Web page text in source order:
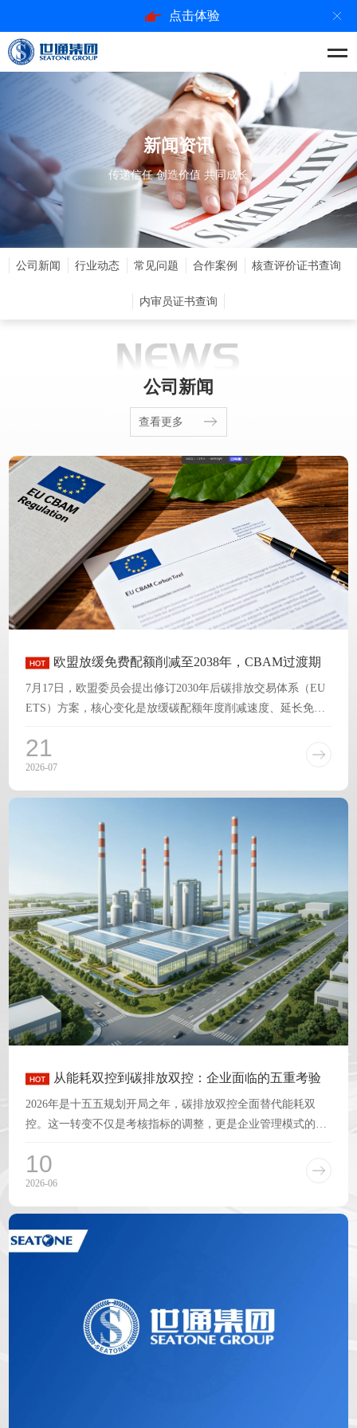
点击体验
新闻资讯
传递信任 创造价值 共同成长
公司新闻 行业动态 常见问题 合作案例 核查评价证书查询
内审员证书查询
公司新闻
查看更多
欧盟放缓免费配额削减至2038年，CBAM过渡期
7月17日，欧盟委员会提出修订2030年后碳排放交易体系（EU
ETS）方案，核心变化是放缓碳配额年度削减速度、延长免费
21
2026-07
从能耗双控到碳排放双控：企业面临的五重考验
2026年是十五五规划开局之年，碳排放双控全面替代能耗双
控。这一转变不仅是考核指标的调整，更是企业管理模式的重
10
2026-06